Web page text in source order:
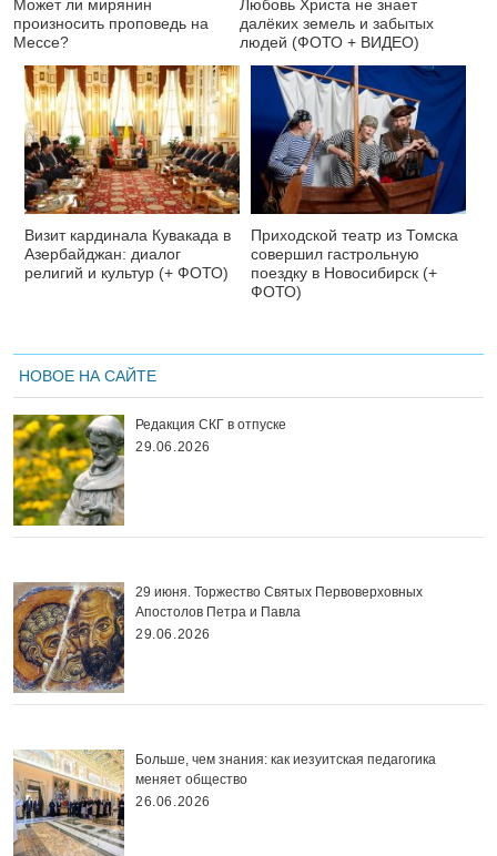
Может ли мирянин
произносить проповедь на
Мессе?
Любовь Христа не знает
далёких земель и забытых
людей (ФОТО + ВИДЕО)
Визит кардинала Кувакада в
Азербайджан: диалог
религий и культур (+ ФОТО)
Приходской театр из Томска
совершил гастрольную
поездку в Новосибирск (+
ФОТО)
НОВОЕ НА САЙТЕ
Редакция СКГ в отпуске
29.06.2026
29 июня. Торжество Святых Первоверховных
Апостолов Петра и Павла
29.06.2026
Больше, чем знания: как иезуитская педагогика
меняет общество
26.06.2026